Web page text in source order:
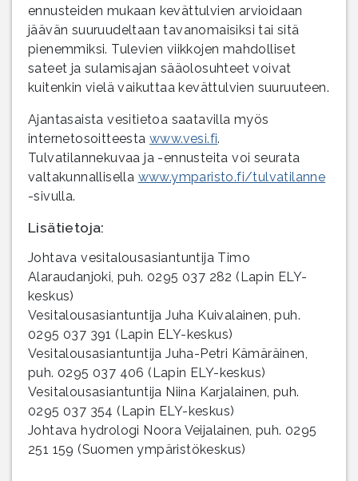
ennusteiden mukaan kevättulvien arvioidaan
jäävän suuruudeltaan tavanomaisiksi tai sitä
pienemmiksi. Tulevien viikkojen mahdolliset
sateet ja sulamisajan sääolosuhteet voivat
kuitenkin vielä vaikuttaa kevättulvien suuruuteen.
Ajantasaista vesitietoa saatavilla myös
internetosoitteesta www.vesi.fi.
Tulvatilannekuvaa ja -ennusteita voi seurata
valtakunnallisella www.ymparisto.fi/tulvatilanne
-sivulla.
Lisätietoja:
Johtava vesitalousasiantuntija Timo
Alaraudanjoki, puh. 0295 037 282 (Lapin ELY-
keskus)
Vesitalousasiantuntija Juha Kuivalainen, puh.
0295 037 391 (Lapin ELY-keskus)
Vesitalousasiantuntija Juha-Petri Kämäräinen,
puh. 0295 037 406 (Lapin ELY-keskus)
Vesitalousasiantuntija Niina Karjalainen, puh.
0295 037 354 (Lapin ELY-keskus)
Johtava hydrologi Noora Veijalainen, puh. 0295
251 159 (Suomen ympäristökeskus)